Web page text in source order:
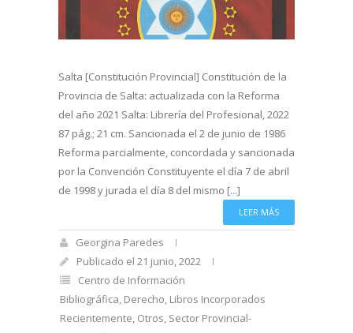
Salta [Constitución Provincial] Constitución de la
Provincia de Salta: actualizada con la Reforma
del año 2021 Salta: Librería del Profesional, 2022
87 pág.; 21 cm. Sancionada el 2 de junio de 1986
Reforma parcialmente, concordada y sancionada
por la Convención Constituyente el día 7 de abril
de 1998 y jurada el día 8 del mismo [...]
LEER MÁS
Georgina Paredes
Publicado el 21 junio, 2022
Centro de Información
Bibliográfica Derecho Libros Incorporados
Recientemente Otros Sector Provincial-